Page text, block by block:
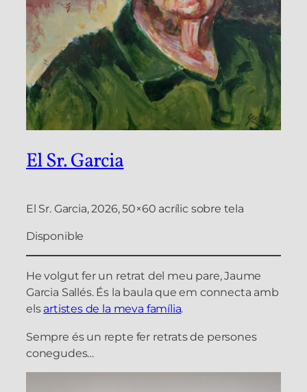
El Sr. Garcia
El Sr. Garcia, 2026, 50×60 acrílic sobre tela
Disponible
He volgut fer un retrat del meu pare, Jaume
Garcia Sallés. És la baula que em connecta amb
els artistes de la meva família.
Sempre és un repte fer retrats de persones
conegudes…